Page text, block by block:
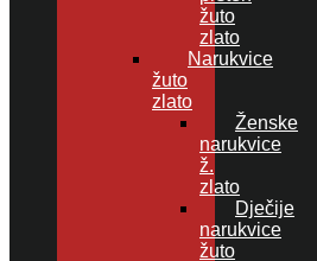
žuto
zlato
Narukvice
žuto
zlato
Ženske
narukvice
ž.
zlato
Dječije
narukvice
žuto